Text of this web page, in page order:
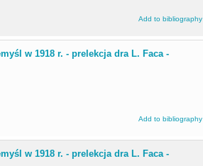
Add to bibliography
w 1918 r. - prelekcja dra L. Faca -
Add to bibliography
w 1918 r. - prelekcja dra L. Faca -